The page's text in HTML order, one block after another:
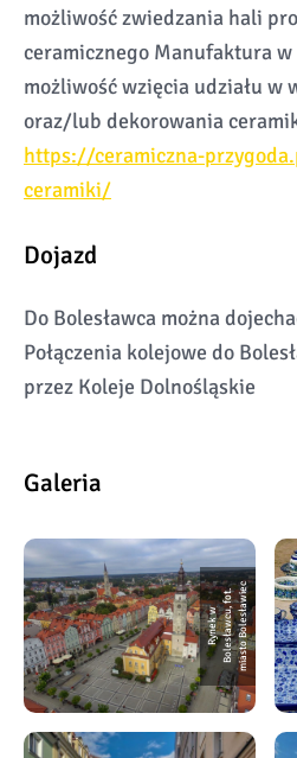
możliwość zwiedzania hali
ceramicznego Manufaktura w
możliwość wzięcia udziału w
oraz/lub dekorowania
https://ceramiczna-
ceramiki/
Dojazd
Do Bolesławca można
Połączenia kolejowe do
przez Koleje Dolnośląskie
Galeria
R
y
n
e
k
w
B
o
l
e
s
ł
a
w
c
u,
f
ot.
mi
a
s
t
o
B
o
l
e
s
ł
a
wi
e c